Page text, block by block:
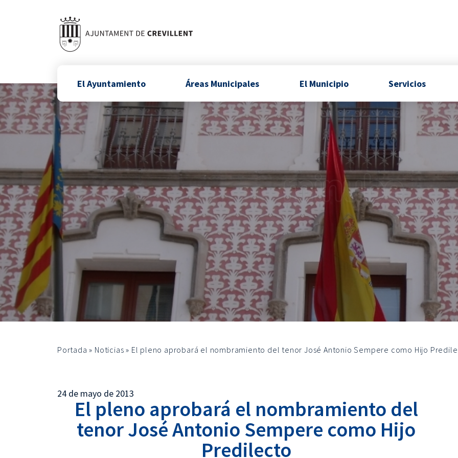
El Ayuntamiento Áreas Municipales El Municipio Servicios
Portada » Noticias » El pleno aprobará el nombramiento del tenor José Antonio Sempere como Hijo
24 de mayo de 2013
El pleno aprobará el nombramiento del
tenor José Antonio Sempere como Hijo
Predilecto